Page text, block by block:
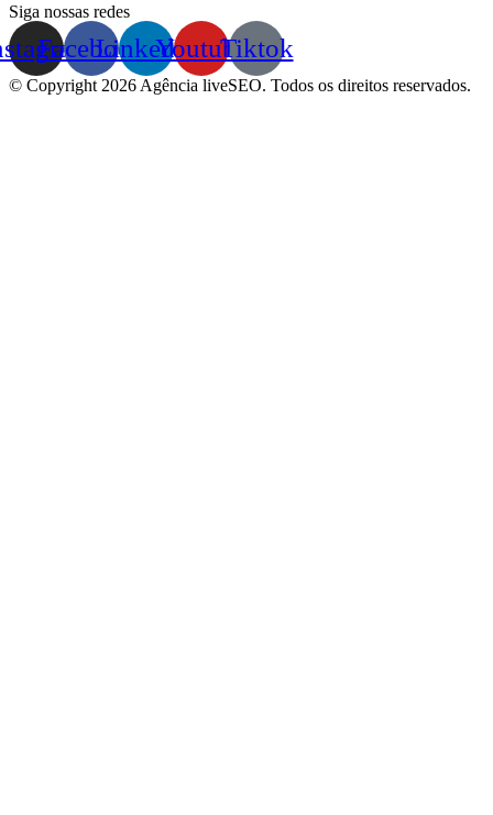
Siga nossas redes
FacebookLinkedinYoutubeTiktok
© Copyright 2026 Agência liveSEO. Todos os direitos reservados.